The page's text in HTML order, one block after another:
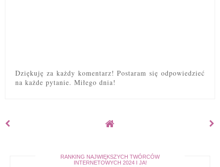
Dziękuję za każdy komentarz! Postaram się odpowiedzieć
na każde pytanie. Miłego dnia!
RANKING NAJWIĘKSZYCH TWÓRCÓW
INTERNETOWYCH 2024 I JA!